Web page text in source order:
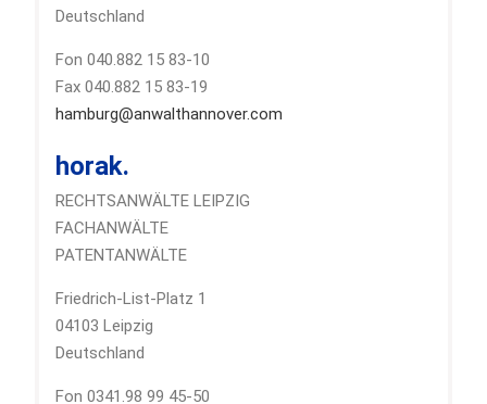
Deutschland
Fon 040.882 15 83-10
Fax 040.882 15 83-19
hamburg@anwalthannover.com
horak.
RECHTSANWÄLTE LEIPZIG
FACHANWÄLTE
PATENTANWÄLTE
Friedrich-List-Platz 1
04103 Leipzig
Deutschland
Fon 0341.98 99 45-50